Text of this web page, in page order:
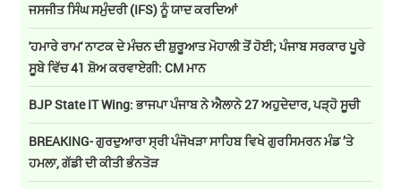
ਜਸਜੀਤ ਸਿੰਘ ਸਮੁੰਦਰੀ (IFS) ਨੂੰ ਯਾਦ ਕਰਦਿਆਂ
'ਹਮਾਰੇ ਰਾਮ' ਨਾਟਕ ਦੇ ਮੰਚਨ ਦੀ ਸ਼ੁਰੂਆਤ ਮੋਹਾਲੀ ਤੋਂ ਹੋਈ; ਪੰਜਾਬ ਸਰਕਾਰ ਪੂਰੇ
ਸੂਬੇ ਵਿੱਚ 41 ਸ਼ੋਅ ਕਰਵਾਏਗੀ: CM ਮਾਨ
BJP State IT Wing: ਭਾਜਪਾ ਪੰਜਾਬ ਨੇ ਐਲਾਨੇ 27 ਅਹੁਦੇਦਾਰ, ਪੜ੍ਹੋ ਸੂਚੀ
BREAKING- ਗੁਰਦੁਆਰਾ ਸ੍ਰੀ ਪੰਜੋਖੜਾ ਸਾਹਿਬ ਵਿਖੇ ਗੁਰਸਿਮਰਨ ਮੰਡ ’ਤੇ
ਹਮਲਾ, ਗੱਡੀ ਦੀ ਕੀਤੀ ਭੰਨਤੋੜ